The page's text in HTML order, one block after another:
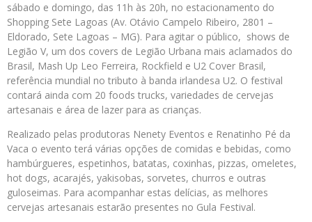
sábado e domingo, das 11h às 20h, no estacionamento do
Shopping Sete Lagoas (Av. Otávio Campelo Ribeiro, 2801 –
Eldorado, Sete Lagoas – MG). Para agitar o público, shows de
Legião V, um dos covers de Legião Urbana mais aclamados do
Brasil, Mash Up Leo Ferreira, Rockfield e U2 Cover Brasil,
referência mundial no tributo à banda irlandesa U2. O festival
contará ainda com 20 foods trucks, variedades de cervejas
artesanais e área de lazer para as crianças.
Realizado pelas produtoras Nenety Eventos e Renatinho Pé da
Vaca o evento terá várias opções de comidas e bebidas, como
hambúrgueres, espetinhos, batatas, coxinhas, pizzas, omeletes,
hot dogs, acarajés, yakisobas, sorvetes, churros e outras
guloseimas. Para acompanhar estas delícias, as melhores
cervejas artesanais estarão presentes no Gula Festival.